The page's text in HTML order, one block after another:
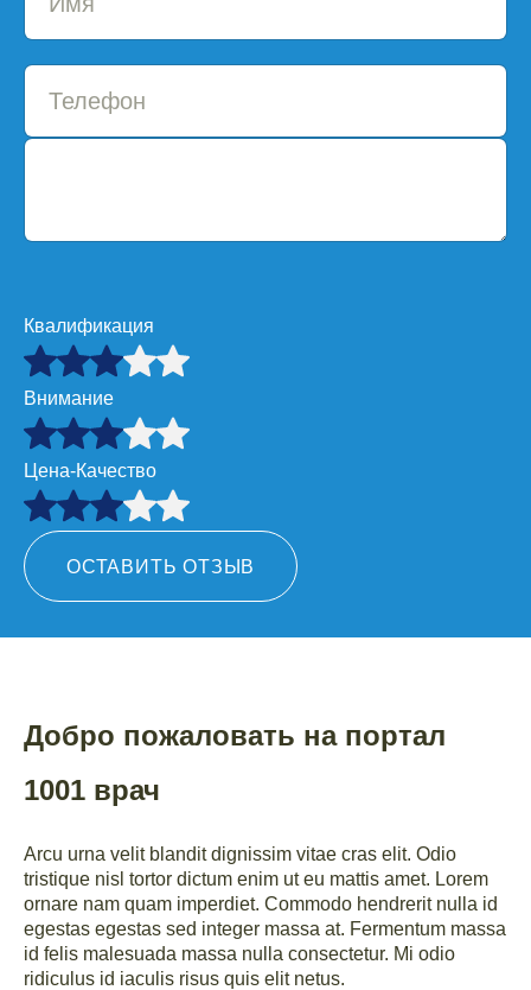
Квалификация
Внимание
Цена-Качество
ОСТАВИТЬ ОТЗЫВ
Добро пожаловать на портал
1001 врач
Arcu urna velit blandit dignissim vitae cras elit. Odio
tristique nisl tortor dictum enim ut eu mattis amet. Lorem
ornare nam quam imperdiet. Commodo hendrerit nulla id
egestas egestas sed integer massa at. Fermentum massa
id felis malesuada massa nulla consectetur. Mi odio
ridiculus id iaculis risus quis elit netus.